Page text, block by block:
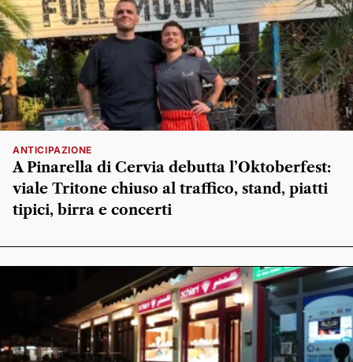
ANTICIPAZIONE
A Pinarella di Cervia debutta l’Oktoberfest:
viale Tritone chiuso al traffico, stand, piatti
tipici, birra e concerti